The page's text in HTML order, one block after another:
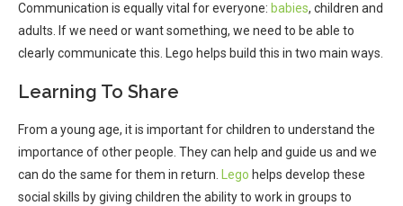
Communication is equally vital for everyone: babies, children and
adults. If we need or want something, we need to be able to
clearly communicate this. Lego helps build this in two main ways.
Learning To Share
From a young age, it is important for children to understand the
importance of other people. They can help and guide us and we
can do the same for them in return. Lego helps develop these
social skills by giving children the ability to work in groups to